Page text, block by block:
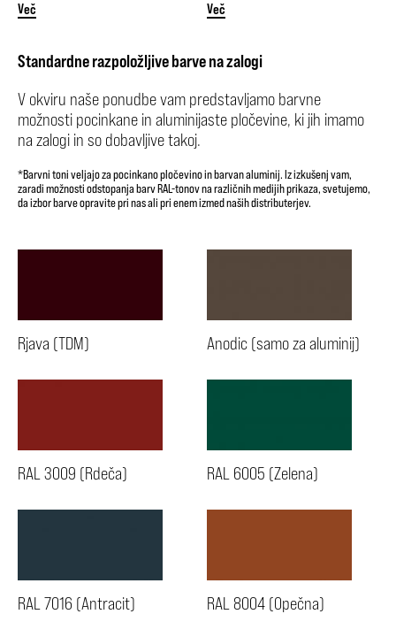
Več Več
Standardne razpoložljive barve na zalogi
V okviru naše ponudbe vam predstavljamo barvne
možnosti pocinkane in aluminijaste pločevine, ki jih imamo
na zalogi in so dobavljive takoj.
*Barvni toni veljajo za pocinkano pločevino in barvan aluminij. Iz izkušenj vam,
zaradi možnosti odstopanja barv RAL-tonov na različnih medijih prikaza, svetujemo,
da izbor barve opravite pri nas ali pri enem izmed naših distributerjev.
Rjava (TDM) Anodic (samo za aluminij)
RAL 3009 (Rdeča) RAL 6005 (Zelena)
RAL 7016 (Antracit) RAL 8004 (Opečna)